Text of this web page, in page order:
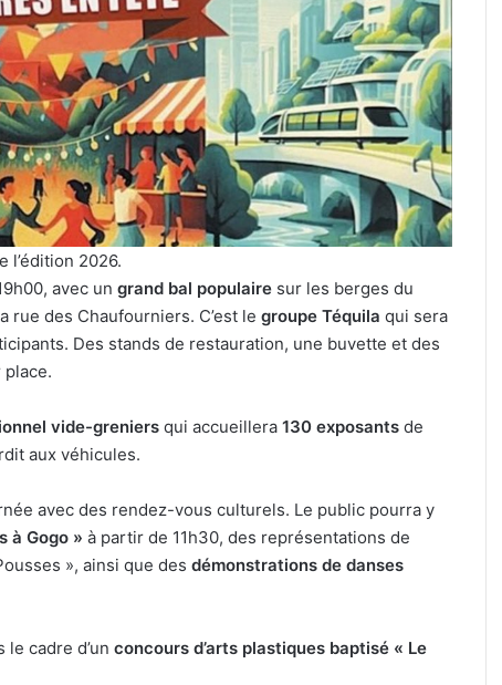
l’édition 2026.
avec un grand bal populairesur les berges du
rue des Chaufourniers. C’est le groupe Téquila qui sera
Des stands de restauration, une buvette et des
vide-greniers qui accueillera 130 exposants de
aux véhicules.
avec des rendez-vous culturels. Le public pourra y
à Gogo » à partir de 11h30, des représentations de
», ainsi que des démonstrations de danses
le cadre d’un concours d’arts plastiques baptisé « Le
le
cinéma
plein
air
au
Plan
d’Eau
4 août 2026
Metz : J-1 avant le cinéma plein
air au Plan d’Eau
organisé
au
parc
archéologique
de
Bliesbruck
les
7
et
8
août
3 août 2026
Un
organisé
de